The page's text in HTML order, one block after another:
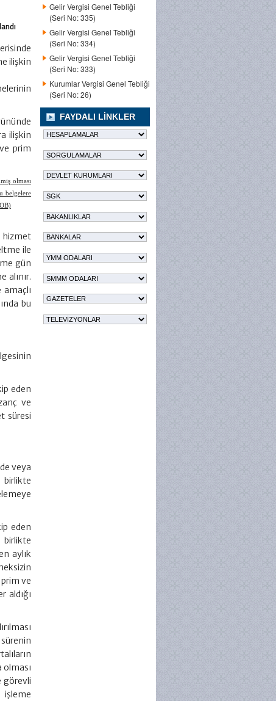
ilişkin
ilişkin
prim
olması
belgelere
hizmet
ile
gün
alınır.
bu
eden
ve
süresi
veya
birlikte
eden
aylık
ve
aldığı
olması
görevli
işleme
Gelir Vergisi Genel Tebliği
(Seri No: 335)
Gelir Vergisi Genel Tebliği
(Seri No: 334)
Gelir Vergisi Genel Tebliği
(Seri No: 333)
Kurumlar Vergisi Genel Tebliği
(Seri No: 26)
FAYDALI LINKLER